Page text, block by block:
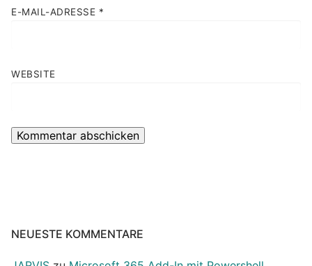
E-MAIL-ADRESSE *
WEBSITE
NEUESTE KOMMENTARE